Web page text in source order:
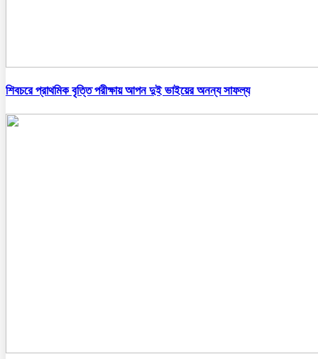
শিবচরে প্রাথমিক বৃত্তি পরীক্ষায় আপন দুই ভাইয়ের অনন্য সাফল্য